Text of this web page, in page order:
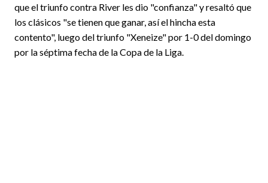
que el triunfo contra River les dio "confianza" y resaltó que
los clásicos "se tienen que ganar, así el hincha esta
contento", luego del triunfo "Xeneize" por 1-0 del domingo
por la séptima fecha de la Copa de la Liga.